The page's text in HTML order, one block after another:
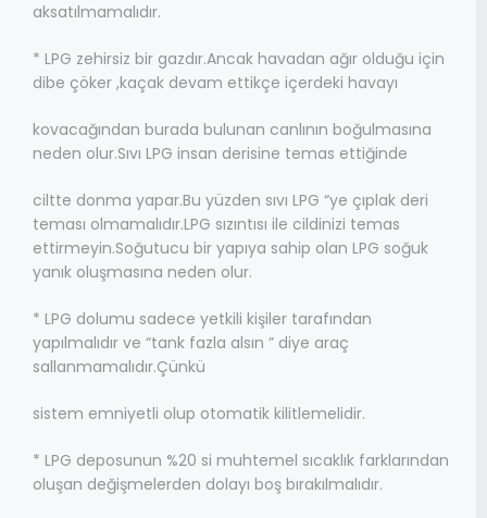
aksatılmamalıdır.
* LPG zehirsiz bir gazdır.Ancak havadan ağır olduğu için
dibe çöker ,kaçak devam ettikçe içerdeki havayı
kovacağından burada bulunan canlının boğulmasına
neden olur.Sıvı LPG insan derisine temas ettiğinde
ciltte donma yapar.Bu yüzden sıvı LPG “ye çıplak deri
teması olmamalıdır.LPG sızıntısı ile cildinizi temas
ettirmeyin.Soğutucu bir yapıya sahip olan LPG soğuk
yanık oluşmasına neden olur.
* LPG dolumu sadece yetkili kişiler tarafından
yapılmalıdır ve “tank fazla alsın ” diye araç
sallanmamalıdır.Çünkü
sistem emniyetli olup otomatik kilitlemelidir.
* LPG deposunun %20 si muhtemel sıcaklık farklarından
oluşan değişmelerden dolayı boş bırakılmalıdır.